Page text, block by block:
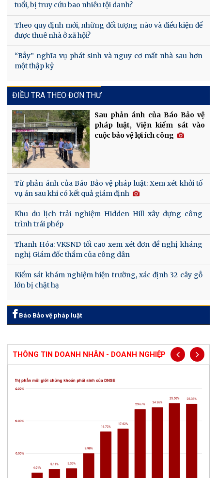
tuổi, bị truy cứu bao nhiêu tội danh?
Theo quy định mới, những đối tượng nào và điều kiện để
được thuê nhà ở xã hội?
“Bẫy” nghĩa vụ phát sinh và nguy cơ mất nhà sau hơn
một thập kỷ
ĐIỀU TRA THEO ĐƠN THƯ
Sau phản ánh của Báo Bảo vệ
pháp luật, Viện kiểm sát vào
cuộc bảo vệ lợi ích công
Từ phản ánh của Báo Bảo vệ pháp luật: Xem xét khởi tố
vụ án sau khi có kết quả giám định
Khu du lịch trải nghiệm Hidden Hill xây dựng công
trình trái phép
Thanh Hóa: VKSND tối cao xem xét đơn đề nghị kháng
nghị Giám đốc thẩm của công dân
Kiểm sát khám nghiệm hiện trường, xác định 32 cây gỗ
lớn bị chặt hạ
Báo Bảo vệ pháp luật
THÔNG TIN DOANH NHÂN - DOANH NGHIỆP